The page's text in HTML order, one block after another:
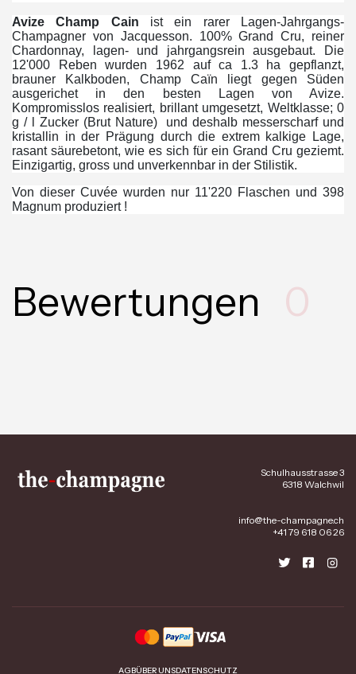
Avize Champ Cain ist ein rarer Lagen-Jahrgangs-
Champagner von Jacquesson. 100% Grand Cru, reiner
Chardonnay, lagen- und jahrgangsrein ausgebaut. Die
12'000 Reben wurden 1962 auf ca 1.3 ha gepflanzt,
brauner Kalkboden, Champ Caïn liegt gegen Süden
ausgerichet in den besten Lagen von Avize.
Kompromisslos realisiert, brillant umgesetzt, Weltklasse; 0
g / l Zucker (Brut Nature) und deshalb messerscharf und
kristallin in der Prägung durch die extrem kalkige Lage,
rasant säurebetont, wie es sich für ein Grand Cru geziemt.
Einzigartig, gross und unverkennbar in der Stilistik.
Von dieser Cuvée wurden nur 11'220 Flaschen und 398
Magnum produziert !
Bewertungen 0
Schulhausstrasse 3
6318 Walchwil
info@the-champagne.ch
+41 79 618 06 26
AGBÜBER UNSDATENSCHUTZ